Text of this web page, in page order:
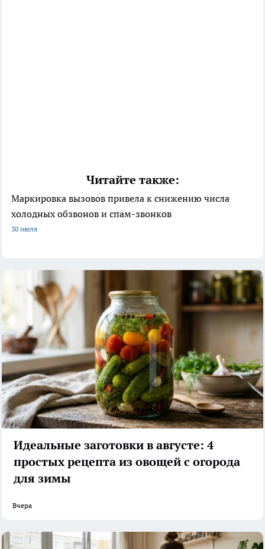
Читайте также:
Маркировка вызовов привела к снижению числа
холодных обзвонов и спам-звонков
30 июля
Идеальные заготовки в августе: 4
простых рецепта из овощей с огорода
для зимы
Вчера